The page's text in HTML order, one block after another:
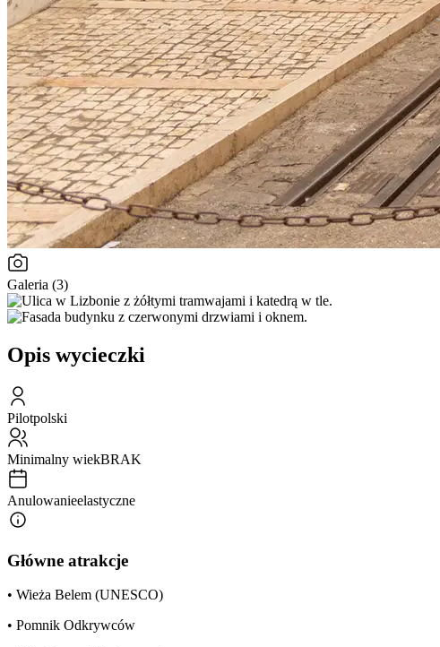
Galeria (3)
Opis wycieczki
Pilotpolski
Minimalny wiekBRAK
Anulowanieelastyczne
Główne atrakcje
• Wieża Belem (UNESCO)
• Pomnik Odkrywców